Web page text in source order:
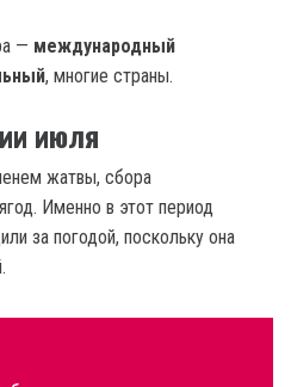
— международный
, многие страны.
июля
жатвы, сбора
Именно в этот период
за погодой, поскольку она